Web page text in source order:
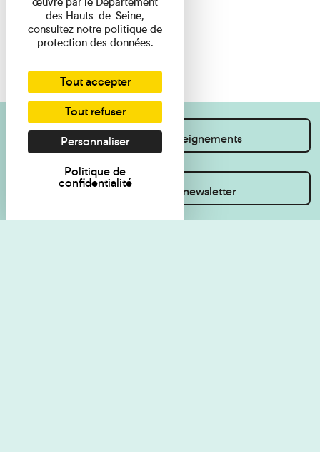
Je souhaite des renseignements
Inscrivez-vous à la newsletter
des Hauts-de-Seine,
consultez notre politique de
protection des données.
Tout accepter
Tout refuser
Personnaliser
Politique de
confidentialité